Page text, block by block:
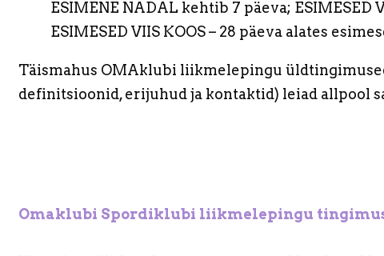
ESIMENE NÄDAL kehtib 7 päeva; ESIMESED
ESIMESED VIIS KOOS – 28 päeva alates
Täismahus OMAklubi liikmelepingu
definitsioonid, erijuhud ja kontaktid) leiad allpool
Omaklubi Spordiklubi liikmelepingu